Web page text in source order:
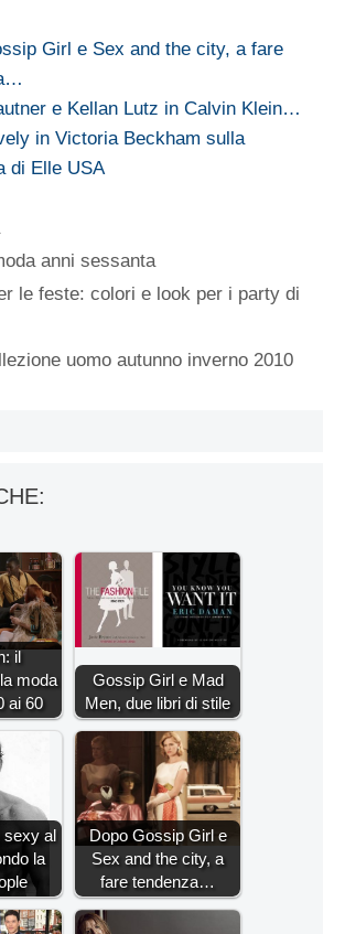
Girl e Sex and the city, a fare
e Kellan Lutz in Calvin Klein…
in Victoria Beckham sulla
di Elle USA
anni sessanta
le feste: colori e look per i party di
uomo autunno inverno 2010
il
moda
ai 60
Gossip Girl e Mad
Men, due libri di stile
sexy al
la
Dopo Gossip Girl e
Sex and the city, a
fare tendenza…